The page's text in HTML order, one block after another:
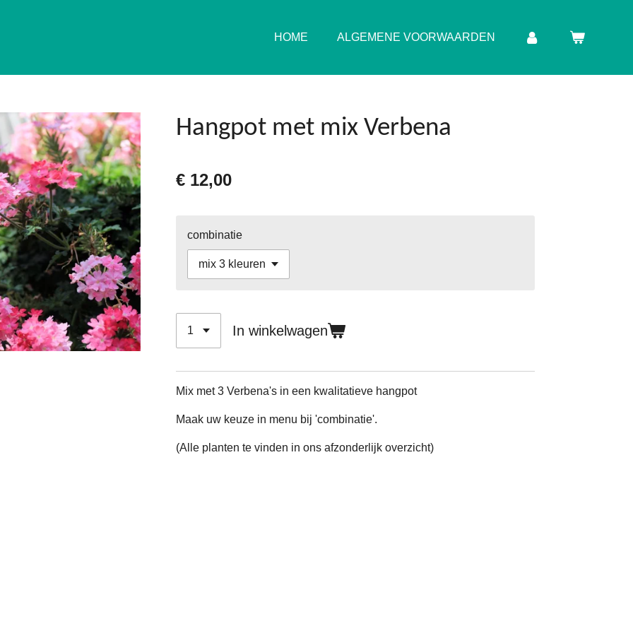
HOME ALGEMENE VOORWAARDEN
Hangpot met mix Verbena
€ 12,00
combinatie
In winkelwagen
Mix met 3 Verbena's in een kwalitatieve hangpot
Maak uw keuze in menu bij 'combinatie'.
(Alle planten te vinden in ons afzonderlijk overzicht)